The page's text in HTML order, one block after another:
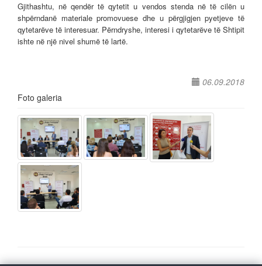
Gjithashtu, në qendër të qytetit u vendos stenda në të cilën u
shpërndanë materiale promovuese dhe u përgjigjen pyetjeve të
qytetarëve të interesuar. Përndryshe, interesi i qytetarëve të Shtipit
ishte në një nivel shumë të lartë.
06.09.2018
Foto galeria